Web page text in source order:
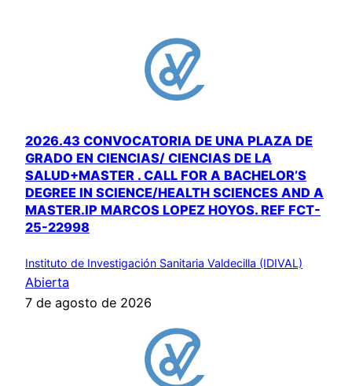
2026.43 CONVOCATORIA DE UNA PLAZA DE
GRADO EN CIENCIAS/ CIENCIAS DE LA
SALUD+MASTER . CALL FOR A BACHELOR’S
DEGREE IN SCIENCE/HEALTH SCIENCES AND A
MASTER.IP MARCOS LOPEZ HOYOS. REF FCT-
25-22998
Instituto de Investigación Sanitaria Valdecilla (IDIVAL)
Abierta
7 de agosto de 2026